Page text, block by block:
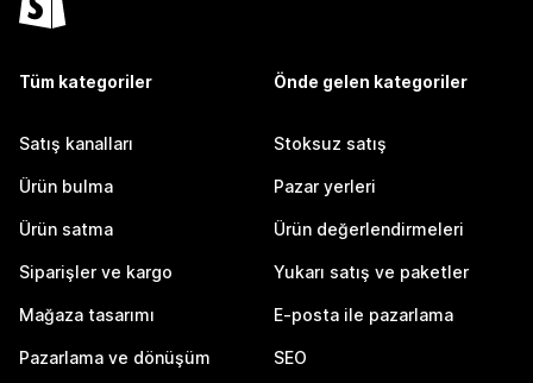
Tüm kategoriler
Satış kanalları
Ürün bulma
Ürün satma
Siparişler ve kargo
Mağaza tasarımı
Pazarlama ve dönüşüm
Önde gelen kategoriler
Stoksuz satış
Pazar yerleri
Ürün değerlendirmeleri
Yukarı satış ve paketler
E-posta ile pazarlama
SEO